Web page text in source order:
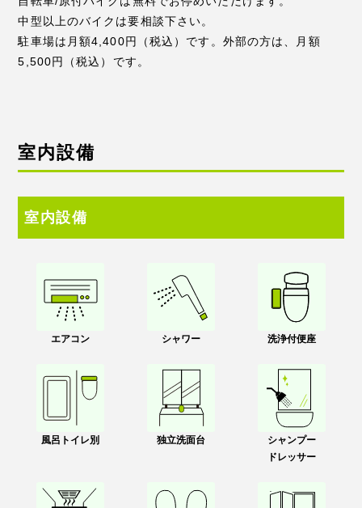
中型以上のバイクは要相談下さい。
駐車場は月額4,400円（税込）です。外部の方は、月額
5,500円（税込）です。
室内設備
室内設備
エアコン シャワー 洗浄付便座
風呂トイレ別 独立洗面台
シャンプー
ドレッサー